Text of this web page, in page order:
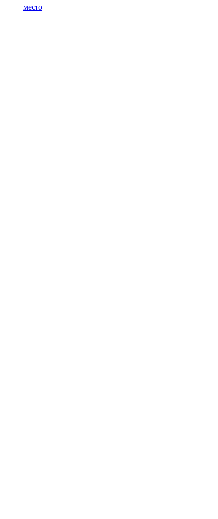
место